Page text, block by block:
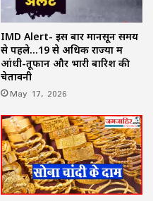
IMD Alert- इस बार मानसून समय
से पहले…19 से अधिक राज्यों में
आंधी-तूफान और भारी बारिश की
चेतावनी
May 17, 2026